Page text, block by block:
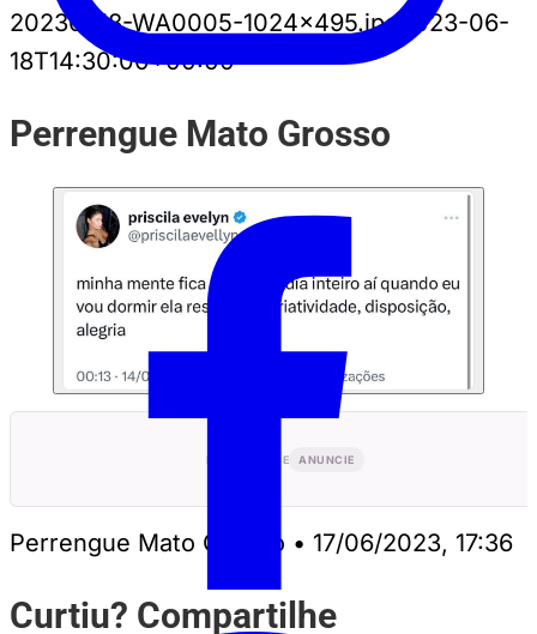
20230618-WA0005-1024x495.jpg 2023-06-
18T14:30:00+00:00
Perrengue Mato Grosso
PUBLICIDADE ANUNCIE
Perrengue Mato Grosso • 17/06/2023, 17:36
Curtiu? Compartilhe